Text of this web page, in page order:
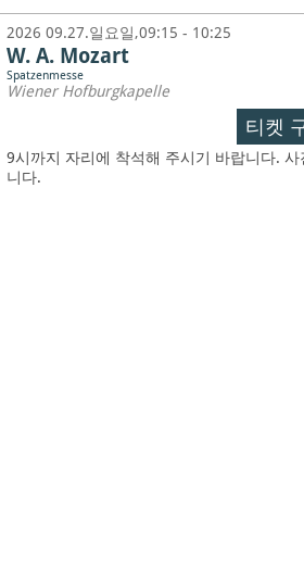
2026 09.27.일요일,09:15 - 10:25
W. A. Mozart
Spatzenmesse
Wiener Hofburgkapelle
티켓
9시까지 자리에 착석해 주시기 바랍니다.
니다.